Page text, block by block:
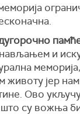
и
животу јер
Ово
су вожња